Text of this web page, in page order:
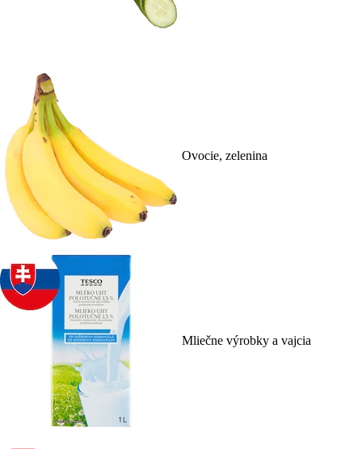
Ovocie, zelenina
Mliečne výrobky a vajcia